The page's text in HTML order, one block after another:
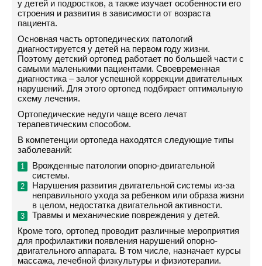
у детей и подростков, а также изучает особенности его
строения и развития в зависимости от возраста
пациента.
Основная часть ортопедических патологий
диагностируется у детей на первом году жизни.
Поэтому детский ортопед работает по большей части с
самыми маленькими пациентами. Своевременная
диагностика – залог успешной коррекции двигательных
нарушений. Для этого ортопед подбирает оптимальную
схему лечения.
Ортопедические недуги чаще всего лечат
терапевтическим способом.
В компетенции ортопеда находятся следующие типы
заболеваний:
Врожденные патологии опорно-двигательной
системы.
Нарушения развития двигательной системы из-за
неправильного ухода за ребенком или образа жизни
в целом, недостатка двигательной активности.
Травмы и механические повреждения у детей.
Кроме того, ортопед проводит различные мероприятия
для профилактики появления нарушений опорно-
двигательного аппарата. В том числе, назначает курсы
массажа, лечебной физкультуры и физиотерапии.